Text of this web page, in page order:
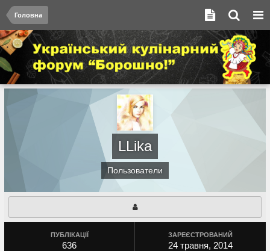
Головна
LLika
Пользователи
ПУБЛІКАЦІЇ
636
ЗАРЕЄСТРОВАНИЙ
24 травня, 2014